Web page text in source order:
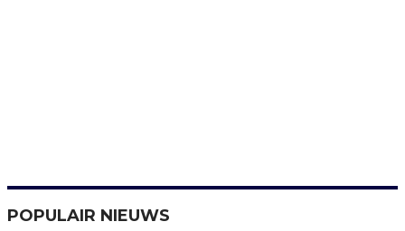
POPULAIR NIEUWS